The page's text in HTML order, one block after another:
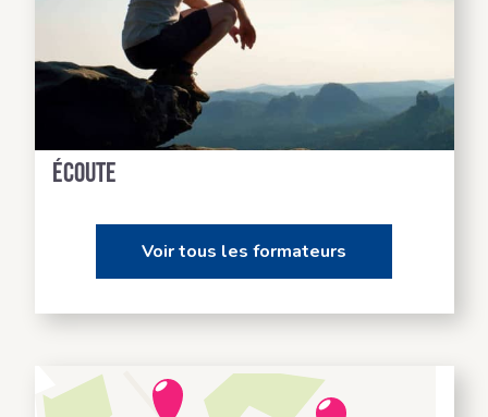
Des formateurs à votre
écoute
Voir tous les formateurs